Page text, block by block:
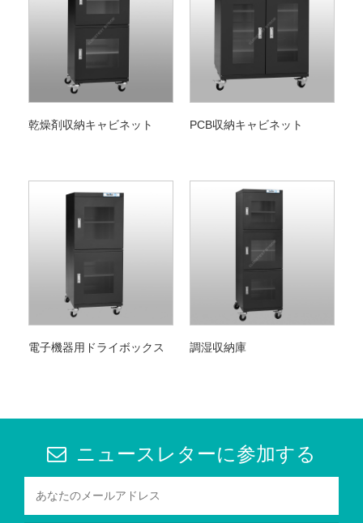
乾燥剤収納キャビネット PCB収納キャビネット
電子機器用ドライボックス 調湿収納庫
ニュースレターに参加する